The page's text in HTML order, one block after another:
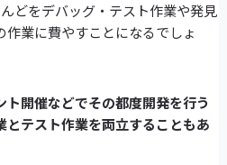
どをデバッグ・テスト作業や発見
業に費やすことになるでしょ
ト開催などでその都度開発を行う
テスト作業を両立することもあ